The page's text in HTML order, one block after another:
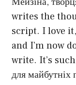
writes the
script. I love
and I’m now
write. It’s such
для майбутніх